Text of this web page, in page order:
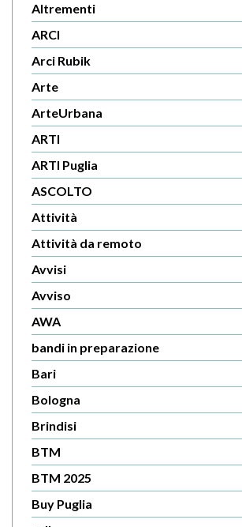
Altrementi
ARCI
Arci Rubik
Arte
ArteUrbana
ARTI
ARTI Puglia
ASCOLTO
Attività
Attività da remoto
Avvisi
Avviso
AWA
bandi in preparazione
Bari
Bologna
Brindisi
BTM
BTM 2025
Buy Puglia